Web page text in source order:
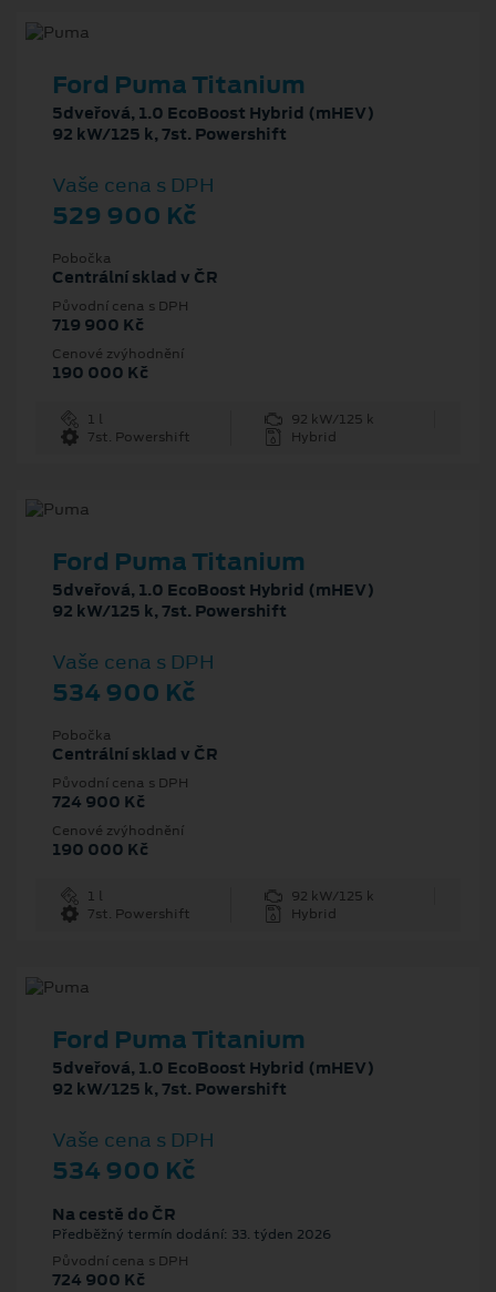
Ford Puma Titanium
5dveřová, 1.0 EcoBoost Hybrid (mHEV)
92 kW/125 k, 7st. Powershift
Vaše cena s DPH
529 900 Kč
Pobočka
Centrální sklad v ČR
Původní cena s DPH
719 900 Kč
Cenové zvýhodnění
190 000 Kč
1 l
92 kW/125 k
7st. Powershift
Hybrid
Ford Puma Titanium
5dveřová, 1.0 EcoBoost Hybrid (mHEV)
92 kW/125 k, 7st. Powershift
Vaše cena s DPH
534 900 Kč
Pobočka
Centrální sklad v ČR
Původní cena s DPH
724 900 Kč
Cenové zvýhodnění
190 000 Kč
1 l
92 kW/125 k
7st. Powershift
Hybrid
Ford Puma Titanium
5dveřová, 1.0 EcoBoost Hybrid (mHEV)
92 kW/125 k, 7st. Powershift
Vaše cena s DPH
534 900 Kč
Na cestě do ČR
Předběžný termín dodání: 33. týden 2026
Původní cena s DPH
724 900 Kč